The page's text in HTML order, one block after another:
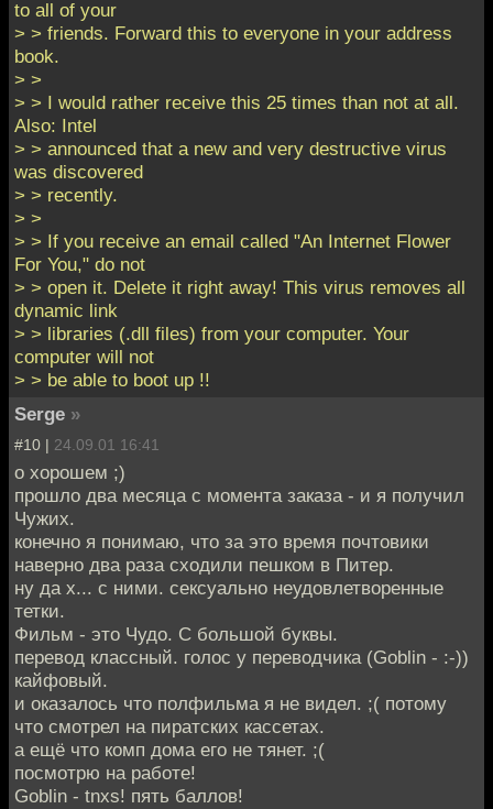
to all of your
> > friends. Forward this to everyone in your address
book.
> >
> > I would rather receive this 25 times than not at all.
Also: Intel
> > announced that a new and very destructive virus
was discovered
> > recently.
> >
> > If you receive an email called "An Internet Flower
For You," do not
> > open it. Delete it right away! This virus removes all
dynamic link
> > libraries (.dll files) from your computer. Your
computer will not
> > be able to boot up !!
Serge »
#10 | 24.09.01 16:41
о хорошем ;)
прошло два месяца с момента заказа - и я получил
Чужих.
конечно я понимаю, что за это время почтовики
наверно два раза сходили пешком в Питер.
ну да х... с ними. сексуально неудовлетворенные
тетки.
Фильм - это Чудо. С большой буквы.
перевод классный. голос у переводчика (Goblin - :-))
кайфовый.
и оказалось что полфильма я не видел. ;( потому
что смотрел на пиратских кассетах.
а ещё что комп дома его не тянет. ;(
посмотрю на работе!
Goblin - tnxs! пять баллов!